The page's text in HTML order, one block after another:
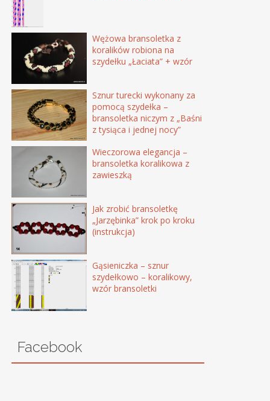
Wężowa bransoletka z
koralików robiona na
szydełku „Łaciata” + wzór
Sznur turecki wykonany za
pomocą szydełka –
bransoletka niczym z „Baśni
z tysiąca i jednej nocy”
Wieczorowa elegancja –
bransoletka koralikowa z
zawieszką
Jak zrobić bransoletkę
„Jarzębinka” krok po kroku
(instrukcja)
Gąsieniczka – sznur
szydełkowo – koralikowy,
wzór bransoletki
Facebook